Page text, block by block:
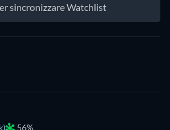
sincronizzare Watchlist
56%